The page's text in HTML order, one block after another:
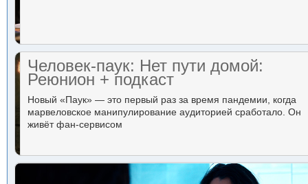
Человек-паук: Нет пути домой:
Реюнион + подкаст
Новый «Паук» — это первый раз за время пандемии, когда
марвеловское манипулирование аудиторией сработало. Он
живёт фан-сервисом